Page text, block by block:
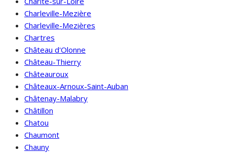
Charleville-Mezière
Charleville-Mezières
Chartres
Château d'Olonne
Château-Thierry
Châteauroux
Châteaux-Arnoux-Saint-Auban
Châtenay-Malabry
Châtillon
Chatou
Chaumont
Chauny